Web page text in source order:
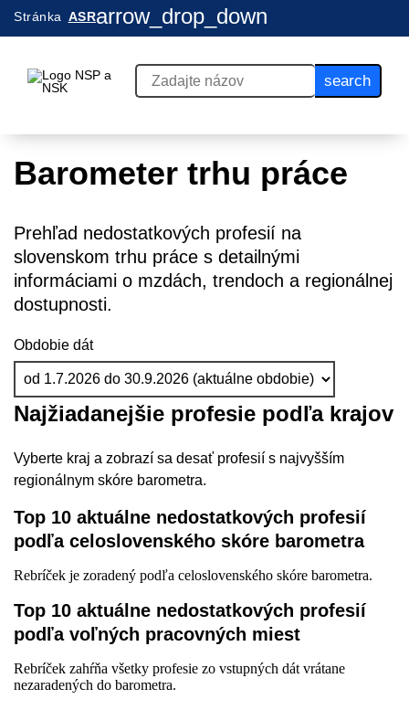
Stránka ASRarrow_drop_down
search
Barometer trhu práce
Prehľad nedostatkových profesií na
slovenskom trhu práce s detailnými
informáciami o mzdách, trendoch a regionálnej
dostupnosti.
Obdobie dát
Najžiadanejšie profesie podľa krajov
Vyberte kraj a zobrazí sa desať profesií s najvyšším
regionálnym skóre barometra.
Top 10 aktuálne nedostatkových profesií
podľa celoslovenského skóre barometra
Rebríček je zoradený podľa celoslovenského skóre barometra.
Top 10 aktuálne nedostatkových profesií
podľa voľných pracovných miest
Rebríček zahŕňa všetky profesie zo vstupných dát vrátane
nezaradených do barometra.